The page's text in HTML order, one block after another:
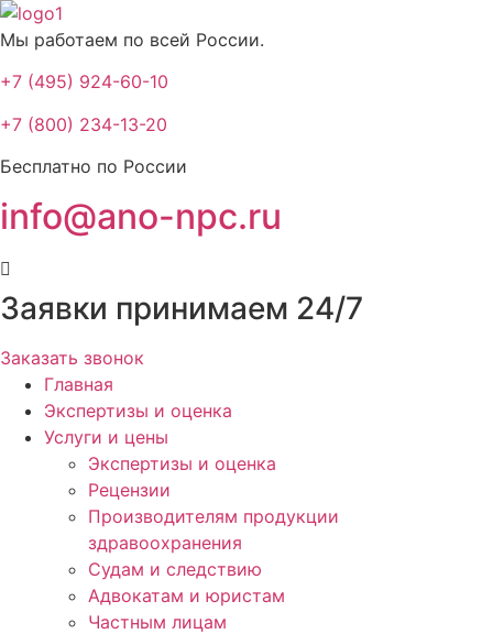
Мы работаем по всей России.
+7 (495) 924-60-10​
+7 (800) 234-13-20​
Бесплатно по России
info@ano-npc.ru
Заявки принимаем 24/7
Заказать звонок
Главная
Экспертизы и оценка
Услуги и цены
Экспертизы и оценка
Рецензии
Производителям продукции
здравоохранения
Судам и следствию
Адвокатам и юристам
Частным лицам